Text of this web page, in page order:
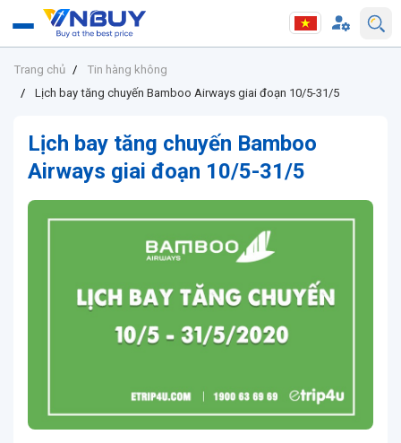
Trang chủ
Tin hàng không
Lịch bay tăng chuyến Bamboo Airways giai đoạn 10/5-31/5
Lịch bay tăng chuyến Bamboo
Airways giai đoạn 10/5-31/5